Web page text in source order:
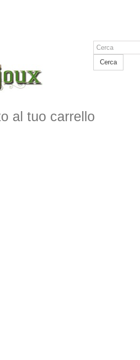
Cerca
al tuo carrello